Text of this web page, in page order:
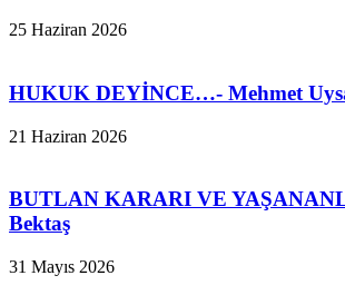
25 Haziran 2026
HUKUK DEYİNCE…- Mehmet
21 Haziran 2026
BUTLAN KARARI VE
Bektaş
31 Mayıs 2026